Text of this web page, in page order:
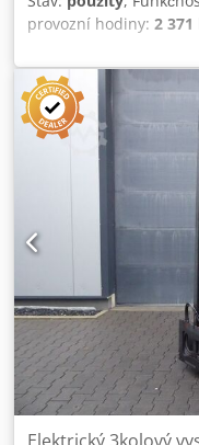
provozní hodiny: 2 371
,
elektrický, typ
typ pohonu:
Elektro ,
vozík Dsdounnlzjpfx
třída: ISO třída 2 = 1
Technický stav: dobrý
Neznačkové Stav
zadních pneumatik:
40 - 60% Popis:
dodáním servisován a
příplatek nalakovat.
zadní pracovní světla,